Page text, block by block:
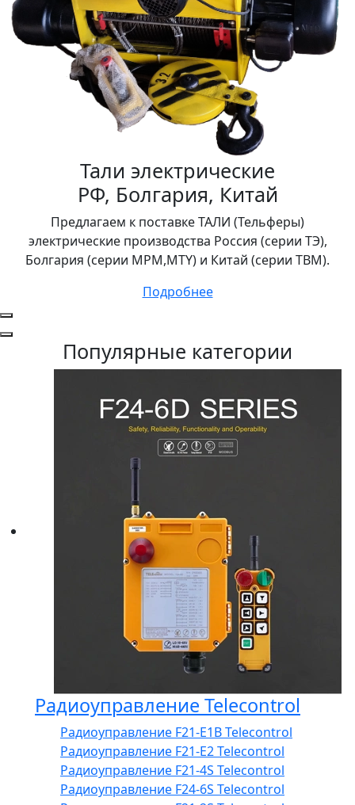
Тали электрические
РФ, Болгария, Китай
Предлагаем к поставке ТАЛИ (Тельферы)
электрические производства Россия (серии ТЭ),
Болгария (серии MPM,MTY) и Китай (серии TBM).
Подробнее
Популярные категории
Радиоуправление Telecontrol
Радиоуправление F21-E1B Telecontrol
Радиоуправление F21-E2 Telecontrol
Радиоуправление F21-4S Telecontrol
Радиоуправление F24-6S Telecontrol